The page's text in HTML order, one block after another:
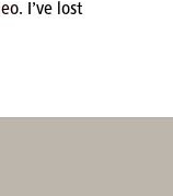
I’ve lost